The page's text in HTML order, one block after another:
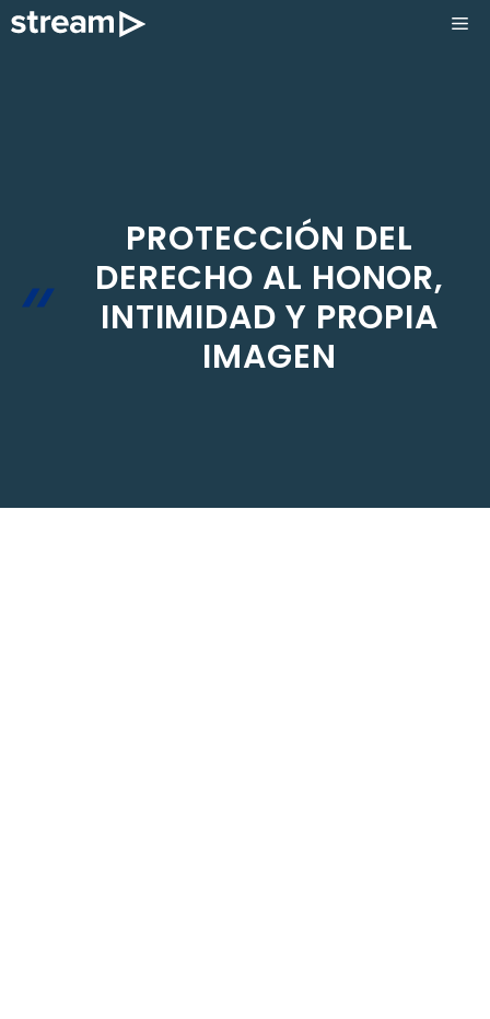
Saltar
PROTECCIÓN DEL
DERECHO AL HONOR,
INTIMIDAD Y PROPIA
IMAGEN